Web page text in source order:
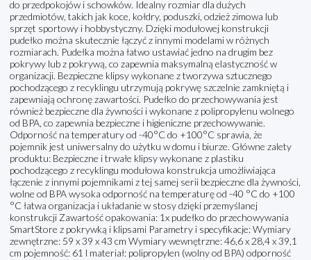
do przedpokojów i schowków. Idealny rozmiar dla dużych
przedmiotów, takich jak koce, kołdry, poduszki, odzież zimowa lub
sprzęt sportowy i hobbystyczny. Dzięki modułowej konstrukcji
pudełko można skutecznie łączyć z innymi modelami w różnych
rozmiarach. Pudełka można łatwo ustawiać jedno na drugim bez
pokrywy lub z pokrywą, co zapewnia maksymalną elastyczność w
organizacji. Bezpieczne klipsy wykonane z tworzywa sztucznego
pochodzącego z recyklingu utrzymują pokrywę szczelnie zamkniętą i
zapewniają ochronę zawartości. Pudełko do przechowywania jest
również bezpieczne dla żywności i wykonane z polipropylenu wolnego
od BPA, co zapewnia bezpieczne i higieniczne przechowywanie.
Odporność na temperatury od -40°C do +100°C sprawia, że
pojemnik jest uniwersalny do użytku w domu i biurze. Główne zalety
produktu: Bezpieczne i trwałe klipsy wykonane z plastiku
pochodzącego z recyklingu modułowa konstrukcja umożliwiająca
łączenie z innymi pojemnikami z tej samej serii bezpieczne dla żywności,
wolne od BPA wysoka odporność na temperaturę od -40 °C do +100
°C łatwa organizacja i układanie w stosy dzięki przemyślanej
konstrukcji Zawartość opakowania: 1x pudełko do przechowywania
SmartStore z pokrywką i klipsami Parametry i specyfikacje: Wymiary
zewnętrzne: 59 x 39 x 43 cm Wymiary wewnętrzne: 46,6 x 28,4 x 39,1
cm pojemność: 61 l materiał: polipropylen (wolny od BPA) odporność